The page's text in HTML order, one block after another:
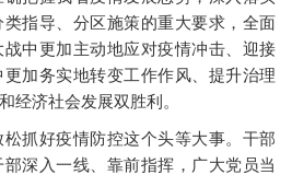
指导、分区施策的重大要求，全面
中更加主动地应对疫情冲击、迎接
加务实地转变工作作风、提升治理
经济社会发展双胜利。
好疫情防控这个头等大事。干部
深入一线、靠前指挥，广大党员当